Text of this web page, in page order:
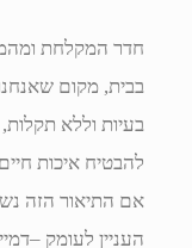
חדר המקלחת
בבית, מקום
בעיות וללא
להבטיח איכות
אם התיאור הזה
העניין לעומק